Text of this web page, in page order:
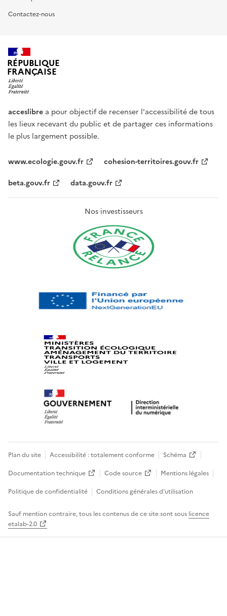
Contactez-nous
RÉPUBLIQUE
FRANÇAISE
acceslibre a pour objectif de recenser l'accessibilité de tous
les lieux recevant du public et de partager ces informations
le plus largement possible.
www.ecologie.gouv.fr
cohesion-territoires.gouv.fr
beta.gouv.fr
data.gouv.fr
Nos investisseurs
Plan du site Accessibilité : totalement conforme
Schéma
Documentation technique
Code source
Mentions légales
Politique de confidentialité
Conditions générales d’utilisation
Sauf mention contraire, tous les contenus de ce site sont sous licence
etalab-2.0